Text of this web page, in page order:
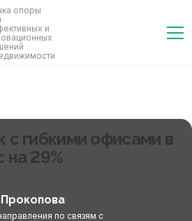
опоры
и
гибкими офисами в
на 29%
по связям с